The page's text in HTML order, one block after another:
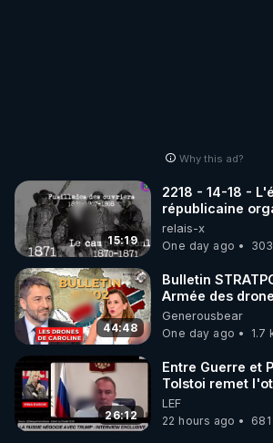
Why this ad?
15:19
2218 - 14-18 -
républicaine
les frères de la
relais-x
One day ago
44:48
Bulletin
Armée des
série, missiles
07.08.2026.
Generousbear
One day ago
1.7
26:12
Entre Guerre et
Tolstoi remet
place - Interview
LEF
22 hours ago